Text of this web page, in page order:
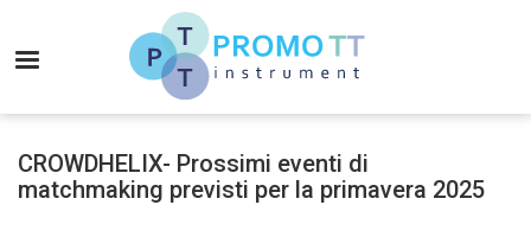
contenuto
Promo-
TT
Instrument
CROWDHELIX- Prossimi eventi di
matchmaking previsti per la primavera 2025